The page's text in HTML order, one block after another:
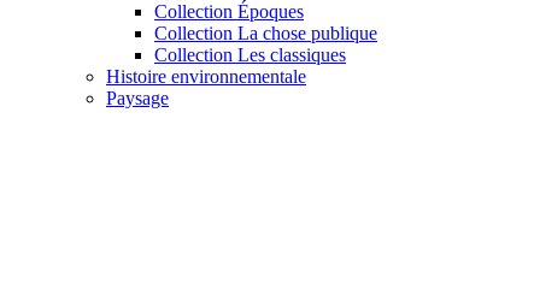
Collection Époques
Collection La chose publique
Collection Les classiques
Histoire environnementale
Paysage